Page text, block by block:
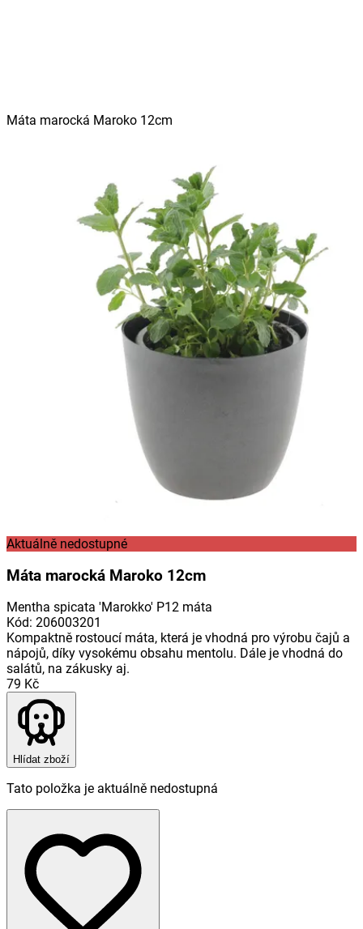
Máta marocká Maroko 12cm
Aktuálně nedostupné
Máta marocká Maroko 12cm
Mentha spicata 'Marokko' P12 máta
Kód: 206003201
Kompaktně rostoucí máta, která je vhodná pro výrobu čajů a
nápojů, díky vysokému obsahu mentolu. Dále je vhodná do
salátů, na zákusky aj.
79 Kč
Hlídat zboží
Tato položka je aktuálně nedostupná